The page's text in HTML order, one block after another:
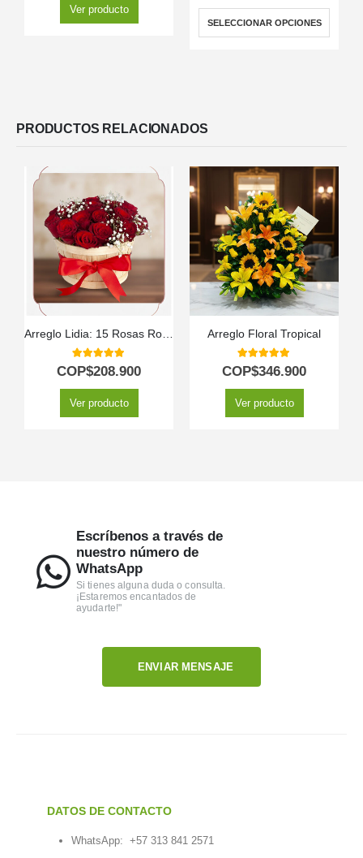
Ver producto
SELECCIONAR OPCIONES
PRODUCTOS RELACIONADOS
Arreglo Lidia: 15 Rosas Rojas Premium en Balde Rústico 🌹
5.00out of 5
COP$208.900
Ver producto
Arreglo Floral Tropical
5.00out of 5
COP$346.900
Ver producto
Escríbenos a través de
nuestro número de
WhatsApp
Si tienes alguna duda o consulta.
¡Estaremos encantados de
ayudarte!"
ENVIAR MENSAJE
DATOS DE CONTACTO
WhatsApp: +57 313 841 2571